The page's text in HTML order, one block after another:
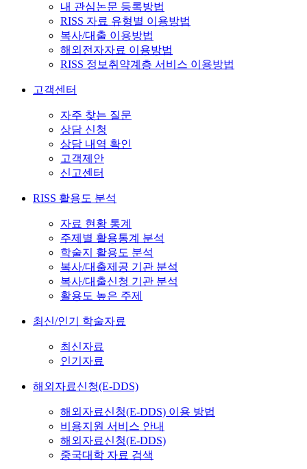
내 관심논문 등록방법
RISS 자료 유형별 이용방법
복사/대출 이용방법
해외전자자료 이용방법
RISS 정보취약계층 서비스 이용방법
고객센터
자주 찾는 질문
상담 신청
상담 내역 확인
고객제안
신고센터
RISS 활용도 분석
자료 현황 통계
주제별 활용통계 분석
학술지 활용도 분석
복사/대출제공 기관 분석
복사/대출신청 기관 분석
활용도 높은 주제
최신/인기 학술자료
최신자료
인기자료
해외자료신청(E-DDS)
해외자료신청(E-DDS) 이용 방법
비용지원 서비스 안내
해외자료신청(E-DDS)
중국대학 자료 검색